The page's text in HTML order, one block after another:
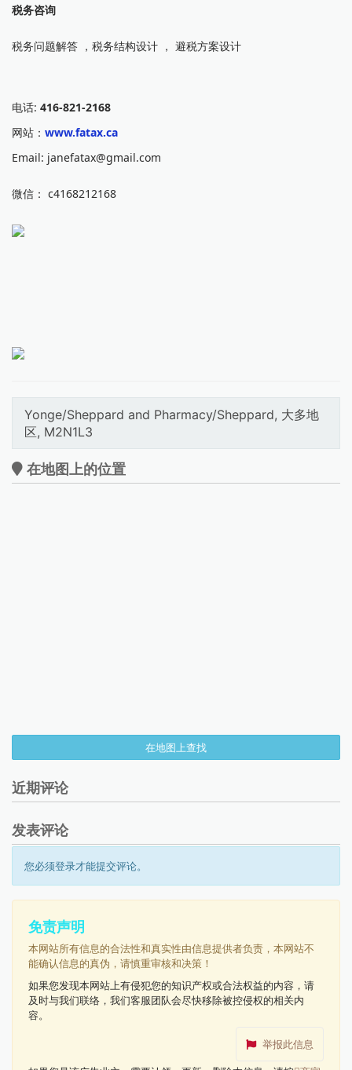
税务咨询
税务问题解答 ，税务结构设计 ， 避税方案设计
电话: 416-821-2168
网站： www.fatax.ca
Email: janefatax@gmail.com
微信： c4168212168
Yonge/Sheppard and Pharmacy/Sheppard, 大多地
区, M2N1L3
在地图上的位置
在地图上查找
近期评论
发表评论
您必须登录才能提交评论。
免责声明
本网站所有信息的合法性和真实性由信息提供者负责，本网站不
能确认信息的真伪，请慎重审核和决策！
如果您发现本网站上有侵犯您的知识产权或合法权益的内容，请
及时与我们联络，我们客服团队会尽快移除被控侵权的相关内
容。
举报此信息